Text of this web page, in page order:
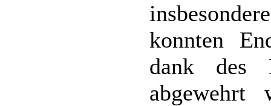
konnten
dank des
abgewehrt